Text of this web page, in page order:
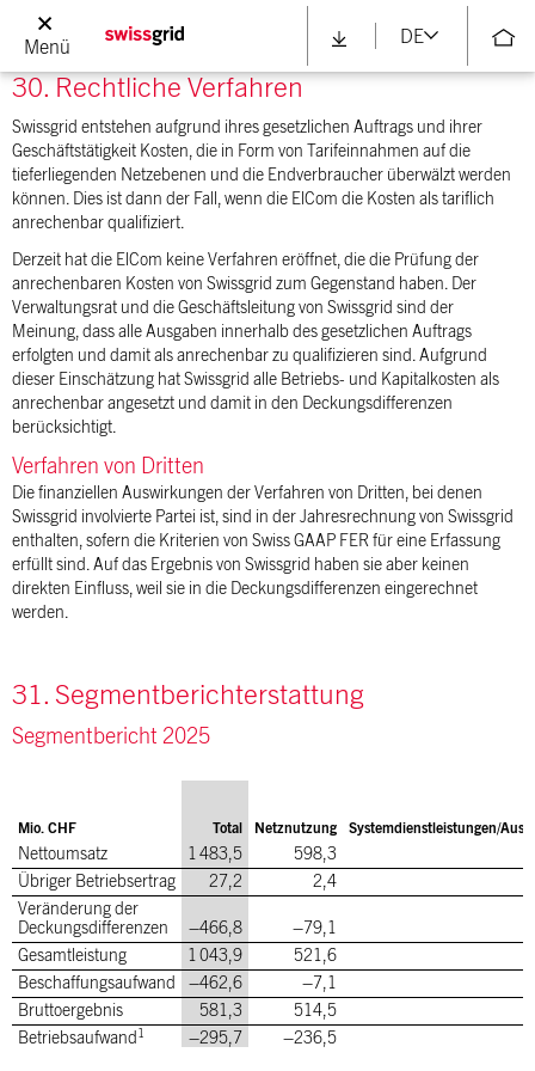
Menü
DE
öffentlichen Hand, die mit dem Vermögenswert verrechnet werden.
30. Rechtliche Verfahren
Swissgrid entstehen aufgrund ihres gesetzlichen Auftrags und ihrer
Geschäftstätigkeit Kosten, die in Form von Tarifeinnahmen auf die
tieferliegenden Netzebenen und die Endverbraucher überwälzt werden
können. Dies ist dann der Fall, wenn die ElCom die Kosten als tariflich
anrechenbar qualifiziert.
Derzeit hat die ElCom keine Verfahren eröffnet, die die Prüfung der
anrechenbaren Kosten von Swissgrid zum Gegenstand haben. Der
Verwaltungsrat und die Geschäftsleitung von Swissgrid sind der
Meinung, dass alle Ausgaben innerhalb des gesetzlichen Auftrags
erfolgten und damit als anrechenbar zu qualifizieren sind. Aufgrund
dieser Einschätzung hat Swissgrid alle Betriebs- und Kapitalkosten als
anrechenbar angesetzt und damit in den Deckungsdifferenzen
berücksichtigt.
Verfahren von Dritten
Die finanziellen Auswirkungen der Verfahren von Dritten, bei denen
Swissgrid involvierte Partei ist, sind in der Jahresrechnung von Swissgrid
enthalten, sofern die Kriterien von Swiss GAAP FER für eine Erfassung
erfüllt sind. Auf das Ergebnis von Swissgrid haben sie aber keinen
direkten Einfluss, weil sie in die Deckungsdifferenzen eingerechnet
werden.
31. Segmentberichterstattung
Segmentbericht 2025
Mio. CHF Total Netznutzung Systemdienstleistungen/
Nettoumsatz 1 483,5
598,3
Übriger Betriebsertrag
27,2
2,4
Veränderung der
Deckungsdifferenzen
–466,8
–79,1
Gesamtleistung
1 043,9
521,6
Beschaffungsaufwand
–462,6
–7,1
Bruttoergebnis
581,3
514,5
Betriebsaufwand
–295,7
–236,5